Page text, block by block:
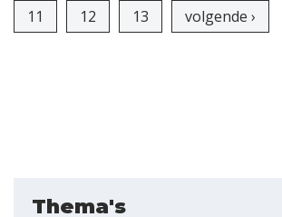
11 12 13 volgende ›
Thema's